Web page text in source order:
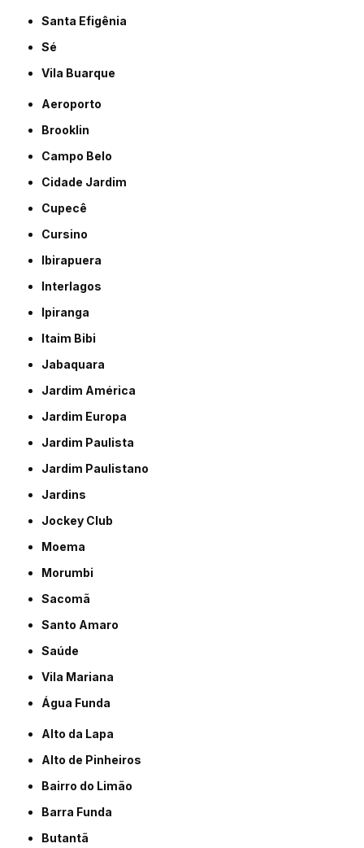
Santa Efigênia
Sé
Vila Buarque
Aeroporto
Brooklin
Campo Belo
Cidade Jardim
Cupecê
Cursino
Ibirapuera
Interlagos
Ipiranga
Itaim Bibi
Jabaquara
Jardim América
Jardim Europa
Jardim Paulista
Jardim Paulistano
Jardins
Jockey Club
Moema
Morumbi
Sacomã
Santo Amaro
Saúde
Vila Mariana
Água Funda
Alto da Lapa
Alto de Pinheiros
Bairro do Limão
Barra Funda
Butantã